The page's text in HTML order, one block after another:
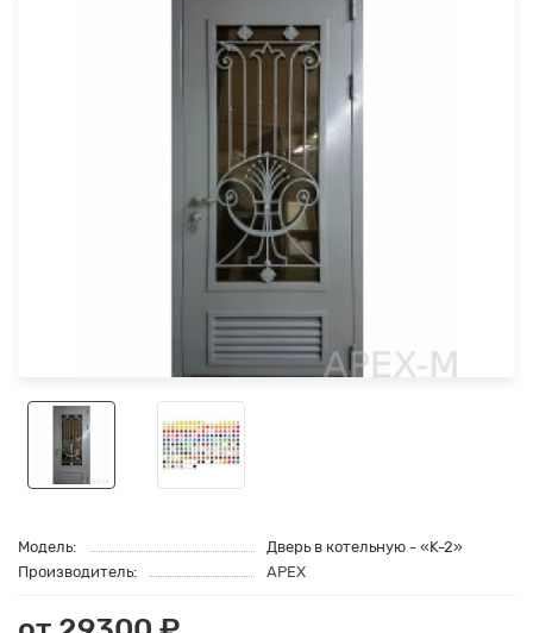
Модель:
Дверь в котельную - «K-2»
Производитель:
APEX